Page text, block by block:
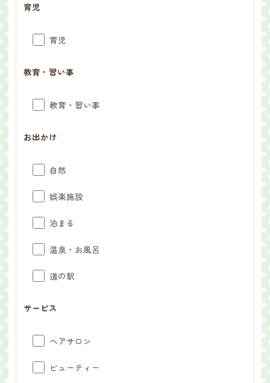
育児
育児
教育・習い事
教育・習い事
お出かけ
自然
娯楽施設
泊まる
温泉・お風呂
道の駅
サービス
ヘアサロン
ビューティー